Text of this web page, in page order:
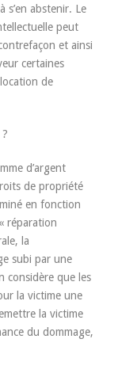
s’en abstenir. Le
peut
et ainsi
certaines
de
d’argent
de propriété
en fonction
réparation
la
subi par une
considère que les
la victime une
la victime
du dommage,